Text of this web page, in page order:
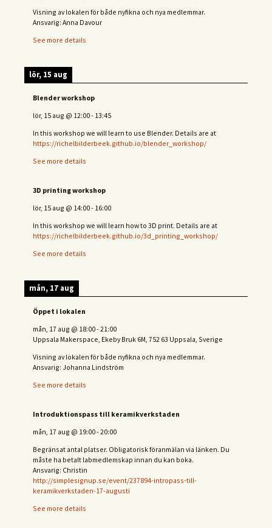
Visning av lokalen för både nyfikna och nya medlemmar.
Ansvarig: Anna Davour
See more details
lör, 15 aug
Blender workshop
lör, 15 aug @ 12:00- 13:45
In this workshop we will learn to use Blender. Details are at
https://richelbilderbeek.github.io/blender_workshop/
See more details
3D printing workshop
lör, 15 aug @ 14:00- 16:00
In this workshop we will learn how to 3D print. Details are at
https://richelbilderbeek.github.io/3d_printing_workshop/
See more details
mån, 17 aug
Öppet i lokalen
mån, 17 aug @ 18:00-21:00
Uppsala Makerspace, Ekeby Bruk 6M, 752 63 Uppsala, Sverige
Visning av lokalen för både nyfikna och nya medlemmar.
Ansvarig: Johanna Lindström
See more details
Introduktionspass till keramikverkstaden
mån, 17 aug @ 19:00-20:00
Begränsat antal platser. Obligatorisk föranmälan via länken. Du
måste ha betalt labmedlemskap innan du kan boka.
Ansvarig: Christin
http://simplesignup.se/event/237894-intropass-till-
keramikverkstaden-17-augusti
See more details